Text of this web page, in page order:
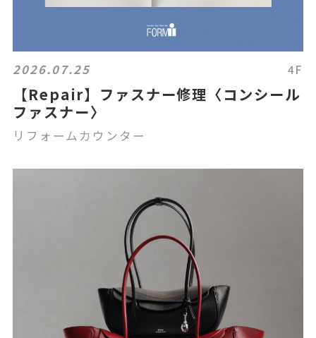
2026.07.25 4F
【Repair】ファスナー修理〈コンシール
ファスナー〉
リフォームカウンター